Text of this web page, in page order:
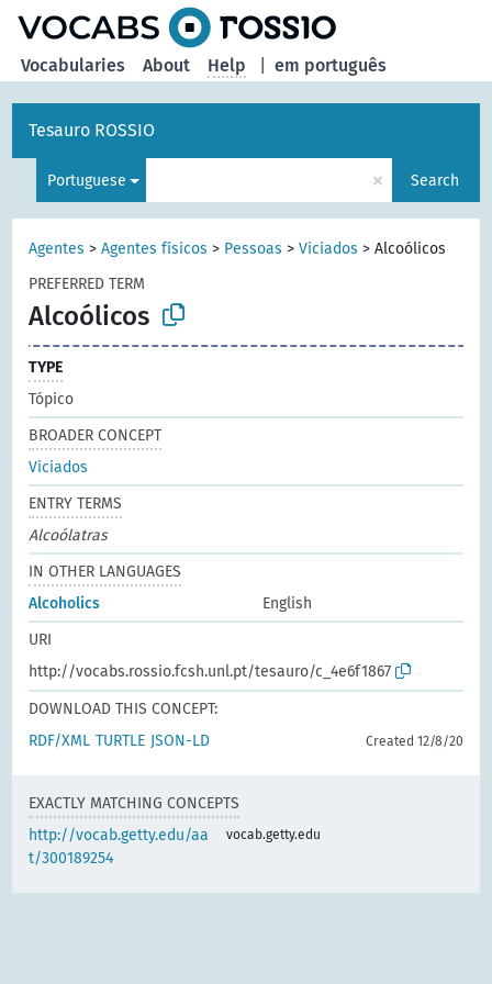
em português
Vocabularies About Help
Tesauro ROSSIO
Portuguese × Search
Agentes >Agentes físicos > Pessoas >Viciados >Alcoólicos
PREFERRED TERM
Alcoólicos
TYPE
Tópico
BROADER CONCEPT
Viciados
ENTRY TERMS
Alcoólatras
IN OTHER LANGUAGES
Alcoholics
English
URI
http://vocabs.rossio.fcsh.unl.pt/tesauro/c_4e6f1867
DOWNLOAD THIS CONCEPT:
RDF/XML TURTLE JSON-LD Created 12/8/20
EXACTLY MATCHING CONCEPTS
http://vocab.getty.edu/aa
t/300189254
vocab.getty.edu